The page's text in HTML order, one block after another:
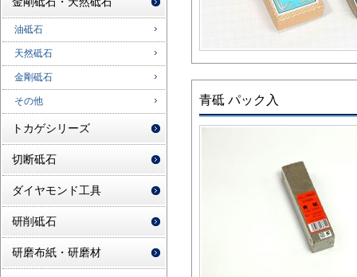
青砥 パック入
油砥石
天然砥石
金剛砥石
その他
トカゲシリーズ
切断砥石
ダイヤモンド工具
研削砥石
研磨布紙・研磨材